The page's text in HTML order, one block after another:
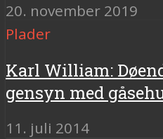
20. november 2019
Plader
Karl William:
gensyn med
11. juli 2014